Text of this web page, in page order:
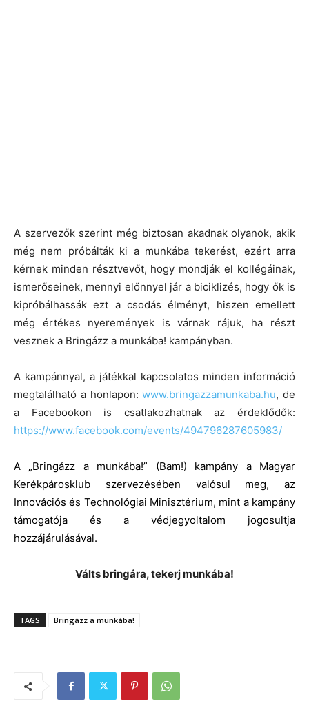
A szervezők szerint még biztosan akadnak olyanok, akik
még nem próbálták ki a munkába tekerést, ezért arra
kérnek minden résztvevőt, hogy mondják el kollégáinak,
ismerőseinek, mennyi előnnyel jár a biciklizés, hogy ők is
kipróbálhassák ezt a csodás élményt, hiszen emellett
még értékes nyeremények is várnak rájuk, ha részt
vesznek a Bringázz a munkába! kampányban.
A kampánnyal, a játékkal kapcsolatos minden információ
megtalálható a honlapon:www.bringazzamunkaba.hu, de
a Facebookon is csatlakozhatnak az érdeklődők:
https://www.facebook.com/events/494796287605983/
A „Bringázz a munkába!” (Bam!) kampány a Magyar
Kerékpárosklub szervezésében valósul meg, az
Innovációs és Technológiai Minisztérium, mint a kampány
támogatója és a védjegyoltalom jogosultja
hozzájárulásával.
Válts bringára, tekerj munkába!
TAGS Bringázz a munkába!